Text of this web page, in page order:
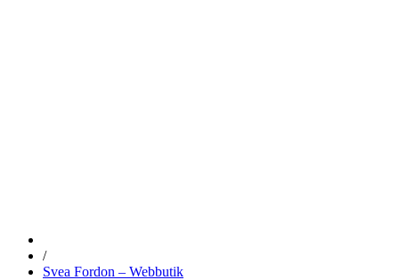
/
Svea Fordon – Webbutik